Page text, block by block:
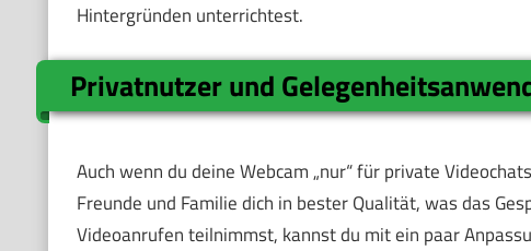
Hintergründen unterrichtest.
Privatnutzer und
Auch wenn du deine Webcam „nur“ für private
Freunde und Familie dich in bester Qualität, was das
Videoanrufen teilnimmst, kannst du mit ein paar